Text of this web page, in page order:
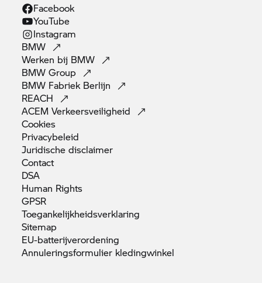
Facebook
YouTube
Instagram
BMW
Werken bij BMW
BMWGroup
BMW Fabriek Berlijn
REACH
ACEMVerkeersveiligheid
Cookies
Privacybeleid
Juridischedisclaimer
Contact
DSA
Human Rights
GPSR
Toegankelijkheidsverklaring
Sitemap
EU-batterijverordening
Annuleringsformulier kledingwinkel